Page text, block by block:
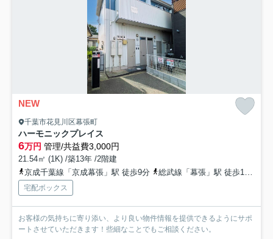
NEW
千葉市花見川区幕張町
ハーモニックプレイス
6万円 管理/共益費3,000円
21.54㎡ (1K) /築13年 /2階建
京成千葉線「京成幕張」駅 徒歩9分
総武線「幕張」駅 徒歩12分
宅配ボックス
お客様の気持ちに寄り添い、より良い物件情報を提供できるようにサポ
ートさせていただきます！些細なことでもご相談ください。